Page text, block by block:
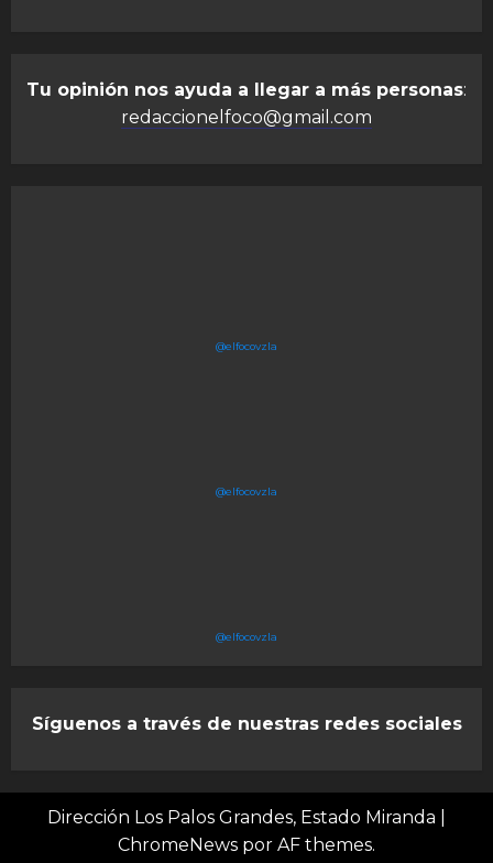
Tu opinión nos ayuda a llegar a más personas:
redaccionelfoco@gmail.com
@elfocovzla
@elfocovzla
@elfocovzla
Síguenos a través de nuestras redes sociales
Dirección Los Palos Grandes, Estado Miranda
ChromeNews por AF themes.